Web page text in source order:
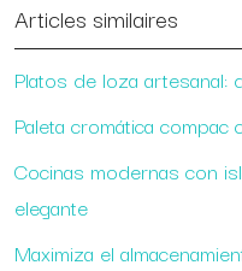
Articles similaires
Platos de loza artesanal:
Paleta cromática
Cocinas modernas con
elegante
Maximiza el